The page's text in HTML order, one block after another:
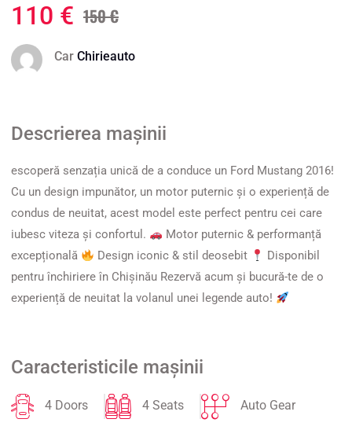
110 € 150 €
Car Chirieauto
Descrierea mașinii
escoperă senzația unică de a conduce un Ford Mustang 2016!
Cu un design impunător, un motor puternic și o experiență de
condus de neuitat, acest model este perfect pentru cei care
iubesc viteza și confortul.
Motor puternic & performanță
excepțională
Design iconic & stil deosebit
Disponibil
pentru închiriere în Chișinău Rezervă acum și bucură-te de o
experiență de neuitat la volanul unei legende auto!
Caracteristicile mașinii
4 Doors 4 Seats Auto Gear